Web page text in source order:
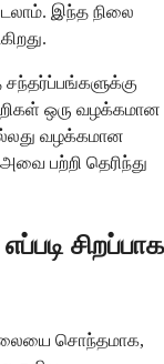
இந்த நிலை
ஒரு வழக்கமான
வழக்கமான
பற்றி தெரிந்து
சிறப்பாக
சொந்தமாக,